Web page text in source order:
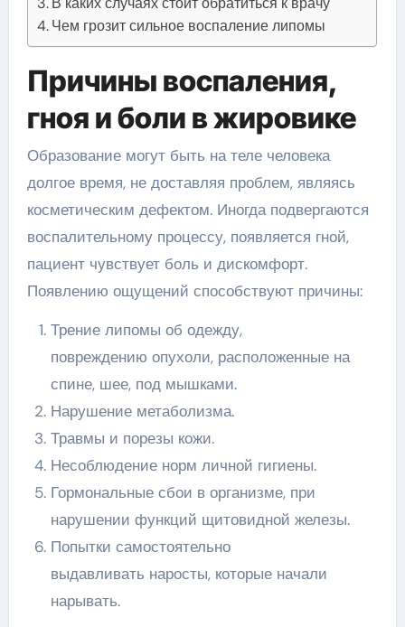
Чем грозит сильное воспаление липомы
Причины воспаления,
гноя и боли в жировике
Образование могут быть на теле человека
долгое время, не доставляя проблем, являясь
косметическим дефектом. Иногда подвергаются
воспалительному процессу, появляется гной,
пациент чувствует боль и дискомфорт.
Появлению ощущений способствуют причины:
Трение липомы об одежду,
повреждению опухоли, расположенные на
спине, шее, под мышками.
Нарушение метаболизма.
Травмы и порезы кожи.
Несоблюдение норм личной гигиены.
Гормональные сбои в организме, при
нарушении функций щитовидной железы.
Попытки самостоятельно
выдавливать наросты, которые начали
нарывать.